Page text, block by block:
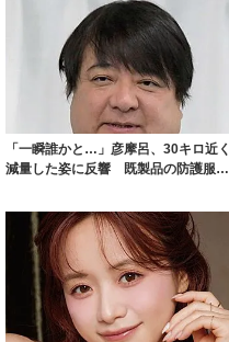
「一瞬誰かと…」彦摩呂、30キロ近く
減量した姿に反響 既製品の防護服が